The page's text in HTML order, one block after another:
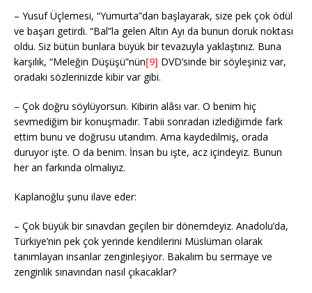
– Yusuf Üçlemesi, “Yumurta”dan başlayarak, size pek çok ödül
ve başarı getirdi. “Bal”la gelen Altın Ayı da bunun doruk noktası
oldu. Siz bütün bunlara büyük bir tevazuyla yaklaştınız. Buna
karşılık, “Meleğin Düşüşü”nün[9] DVD’sinde bir söyleşiniz var,
oradaki sözlerinizde kibir var gibi.
– Çok doğru söylüyorsun. Kibirin alâsı var. O benim hiç
sevmediğim bir konuşmadır. Tabii sonradan izlediğimde fark
ettim bunu ve doğrusu utandım. Ama kaydedilmiş, orada
duruyor işte. O da benim. İnsan bu işte, acz içindeyiz. Bunun
her an farkında olmalıyız.
Kaplanoğlu şunu ilave eder:
– Çok büyük bir sınavdan geçilen bir dönemdeyiz. Anadolu’da,
Türkiye’nin pek çok yerinde kendilerini Müslüman olarak
tanımlayan insanlar zenginleşiyor. Bakalım bu sermaye ve
zenginlik sınavından nasıl çıkacaklar?